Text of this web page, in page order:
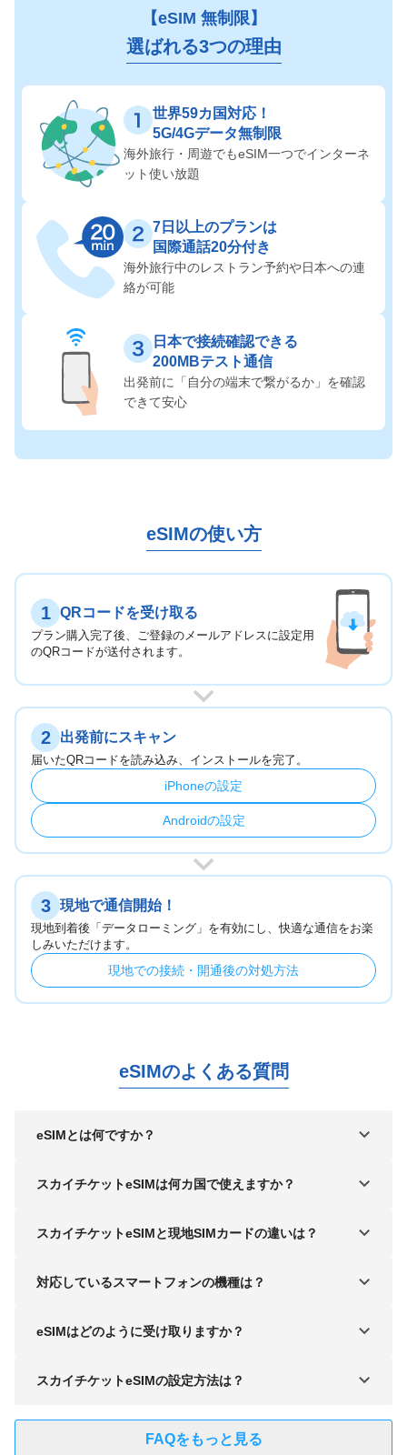
【eSIM 無制限】
選ばれる3つの理由
世界59カ国対応！
5G/4Gデータ無制限
海外旅行・周遊でもeSIM一つでインターネ
ット使い放題
7日以上のプランは
国際通話20分付き
海外旅行中のレストラン予約や日本への連
絡が可能
日本で接続確認できる
200MBテスト通信
出発前に「自分の端末で繋がるか」を確認
できて安心
eSIMの使い方
1 QRコードを受け取る
プラン購入完了後、ご登録のメールアドレスに設定用
のQRコードが送付されます。
2 出発前にスキャン
届いたQRコードを読み込み、インストールを完了。
iPhoneの設定
Androidの設定
3 現地で通信開始！
現地到着後「データローミング」を有効にし、快適な通信をお楽
しみいただけます。
現地での接続・開通後の対処方法
eSIMのよくある質問
eSIMとは何ですか？
スカイチケットeSIMは何カ国で使えますか？
スカイチケットeSIMと現地SIMカードの違いは？
対応しているスマートフォンの機種は？
eSIMはどのように受け取りますか？
スカイチケットeSIMの設定方法は？
FAQをもっと見る